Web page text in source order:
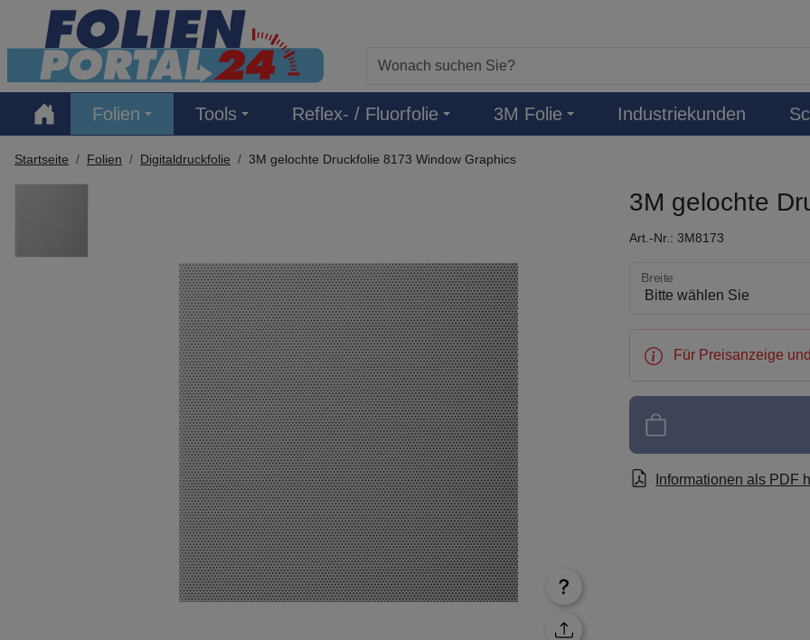
Hauptregion der Seite anspringen
Folien Tools Reflex- / Fluorfolie 3M Folie Industriekunden
Startseite Folien Digitaldruckfolie 3M gelochte Druckfolie 8173 Window Graphics
3M gelochte
Art.-Nr.: 3M8173
Breite wählen
Breite
Für Preisanzeige
Informationen als PDF